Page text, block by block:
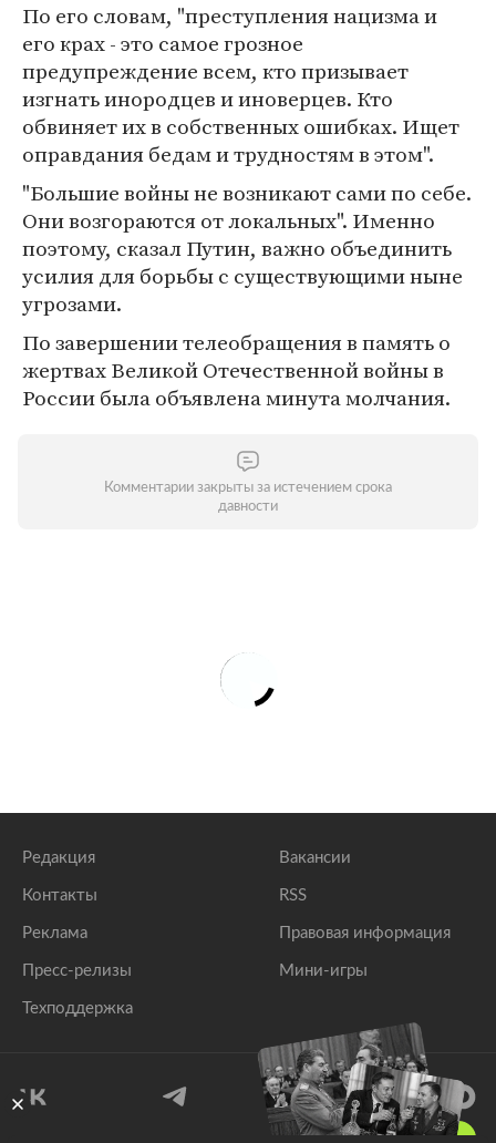
По его словам, "преступления нацизма и
его крах - это самое грозное
предупреждение всем, кто призывает
изгнать инородцев и иноверцев. Кто
обвиняет их в собственных ошибках. Ищет
оправдания бедам и трудностям в этом".
"Большие войны не возникают сами по себе.
Они возгораются от локальных". Именно
поэтому, сказал Путин, важно объединить
усилия для борьбы с существующими ныне
угрозами.
По завершении телеобращения в память о
жертвах Великой Отечественной войны в
России была объявлена минута молчания.
Комментарии закрыты за истечением срока
давности
Редакция
Контакты
Реклама
Пресс-релизы
Техподдержка
Вакансии
RSS
Правовая информация
Мини-игры